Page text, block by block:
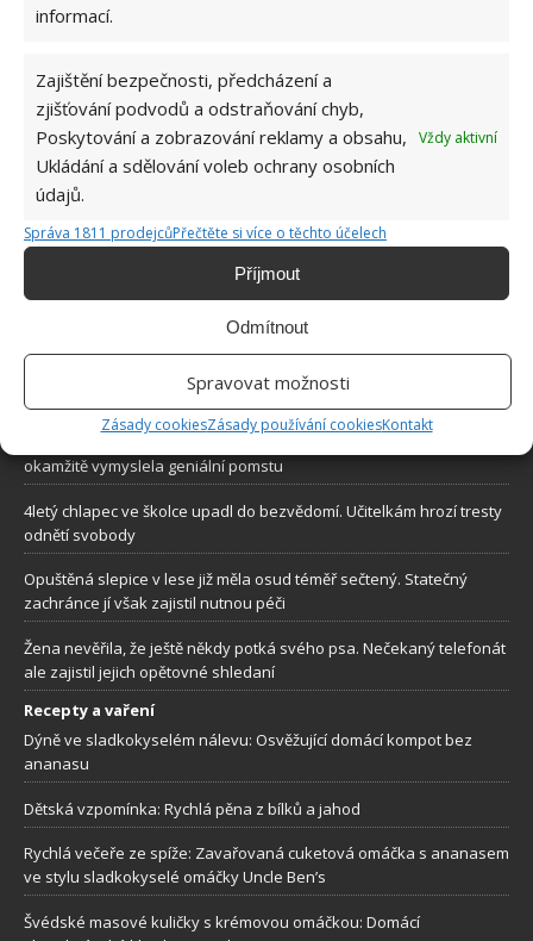
informací.
Zajištění bezpečnosti, předcházení a
zjišťování podvodů a odstraňování chyb,
Poskytování a zobrazování reklamy a obsahu,
Ukládání a sdělování voleb ochrany osobních
údajů.
Vždy aktivní
Správa 1811 prodejcůPřečtěte si více o těchto účelech
Příjmout
Odmítnout
Spravovat možnosti
Zásady cookiesZásady používání cookiesKontakt
O WEBU
Sháníte zajímavé tipy jak vylepšit Váš domov? Originální nápady,
aktuální trendy, praktické rady i inspirativní fotografie najdete na
stránkách internetového magazínuBydlimeutulne.cz
Zdánlivě obyčejná rodinná fotografie znepokojila internet. Zkuste
okamžitě vymyslela geniální pomstu
4letý chlapec ve školce upadl do bezvědomí. Učitelkám hrozí tresty
odnětí svobody
Opuštěná slepice v lese již měla osud téměř sečtený. Statečný
zachránce jí však zajistil nutnou péči
Žena nevěřila, že ještě někdy potká svého psa. Nečekaný telefonát
ale zajistil jejich opětovné shledaní
Recepty a vaření
Dýně ve sladkokyselém nálevu: Osvěžující domácí kompot bez
ananasu
Dětská vzpomínka: Rychlá pěna z bílků a jahod
Rychlá večeře ze spíže: Zavařovaná cuketová omáčka s ananasem
ve stylu sladkokyselé omáčky Uncle Ben’s
Švédské masové kuličky s krémovou omáčkou: Domácí